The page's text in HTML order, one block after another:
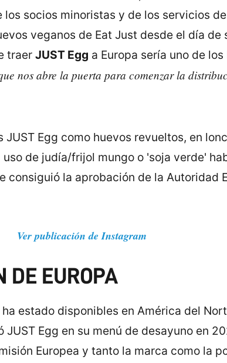
socios minoristas y de los servicios
veganos de Eat Just desde el día de
traer JUST Egg a Europa sería uno de
nos abre la puerta para comenzar la
Egg como huevos revueltos, en
de judía/frijol mungo o 'soja verde'
consiguió la aprobación de la Autoridad
Ver publicación de Instagram
DE EUROPA
estado disponibles en América del
Egg en su menú de desayuno en
Europea y tanto la marca como la